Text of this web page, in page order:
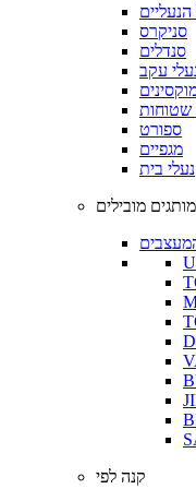
הנעליים
סניקרס
סנדלים
עקב
שטוחות
ספורט
מגפיים
נעלי בית
מותגים מובילים
קנה לפי